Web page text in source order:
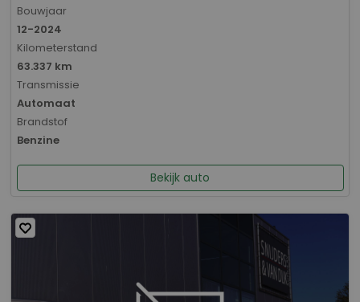
Bouwjaar
12-2024
Kilometerstand
63.337 km
Transmissie
Automaat
Brandstof
Benzine
Bekijk auto